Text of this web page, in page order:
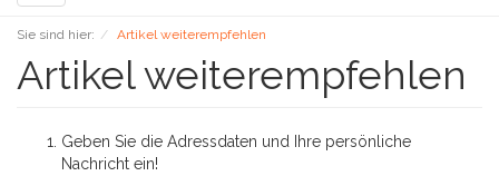
navigation
Sie sind hier: Artikel weiterempfehlen
Artikel weiterempfehlen
Geben Sie die Adressdaten und Ihre persönliche
Nachricht ein!